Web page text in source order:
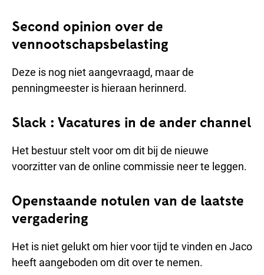
Second opinion over de
vennootschapsbelasting
Deze is nog niet aangevraagd, maar de
penningmeester is hieraan herinnerd.
Slack : Vacatures in de ander channel
Het bestuur stelt voor om dit bij de nieuwe
voorzitter van de online commissie neer te leggen.
Openstaande notulen van de laatste
vergadering
Het is niet gelukt om hier voor tijd te vinden en Jaco
heeft aangeboden om dit over te nemen.